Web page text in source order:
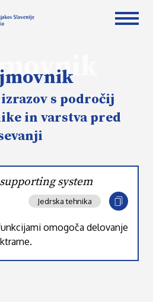
s področij
in varstva pred
supporting system
Jedrska tehnika
omogoča delovanje